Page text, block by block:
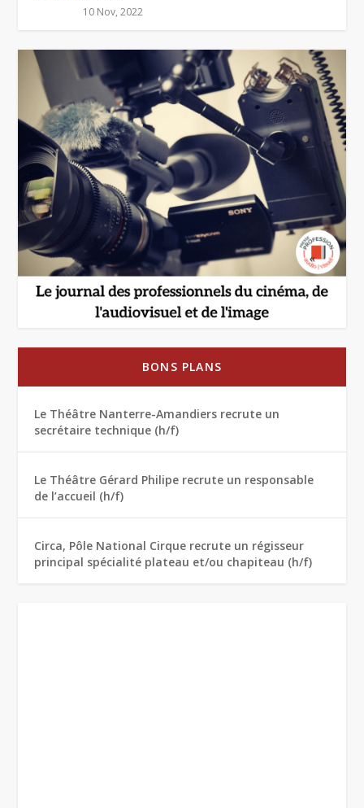
10 Nov, 2022
BONS PLANS
Le Théâtre Nanterre-Amandiers recrute un
secrétaire technique (h/f)
Le Théâtre Gérard Philipe recrute un responsable
de l’accueil (h/f)
Circa, Pôle National Cirque recrute un régisseur
principal spécialité plateau et/ou chapiteau (h/f)